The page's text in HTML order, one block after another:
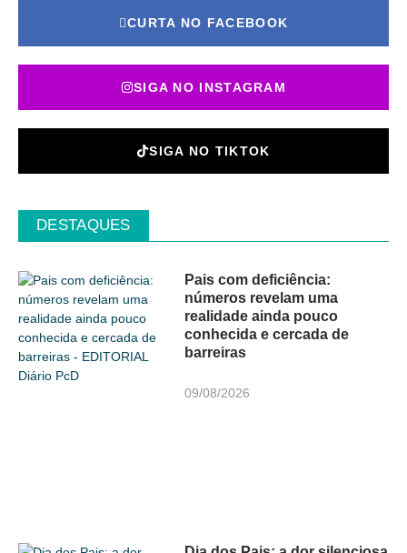
CURTA NO FACEBOOK
SIGA NO INSTAGRAM
SIGA NO TIKTOK
DESTAQUES
Pais com deficiência:
números revelam uma
realidade ainda pouco
conhecida e cercada de
barreiras
09/08/2026